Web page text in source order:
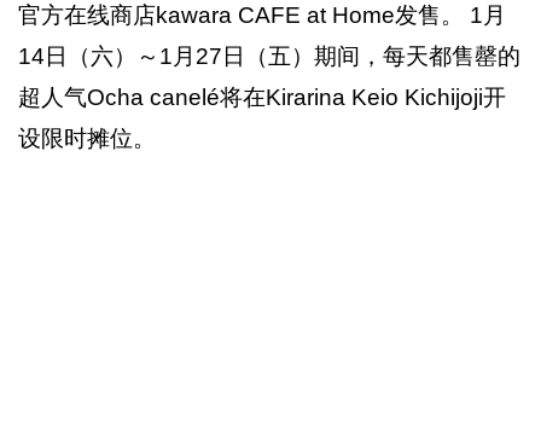
官方在线商店kawara CAFE at Home发售。 1月
14日（六）～1月27日（五）期间，每天都售罄的
超人气Ocha canelé将在Kirarina Keio Kichijoji开
设限时摊位。